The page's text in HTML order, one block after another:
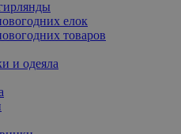
елок
товаров
и одеяла